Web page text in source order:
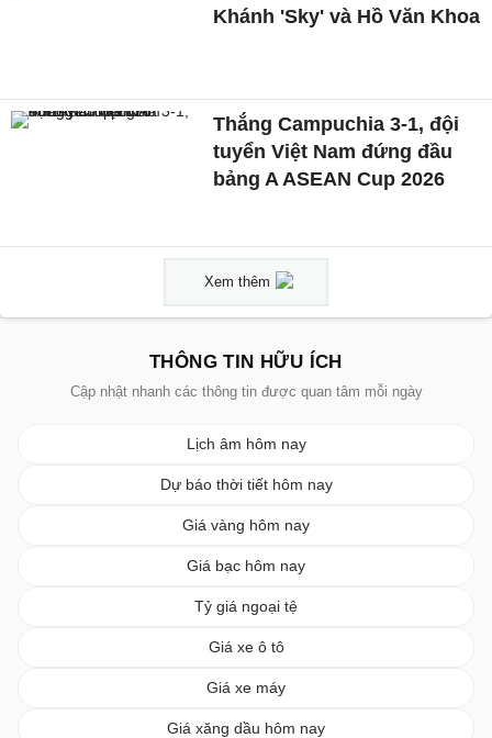
Khánh 'Sky' và Hồ Văn Khoa
Thắng Campuchia 3-1, đội
tuyển Việt Nam đứng đầu
bảng A ASEAN Cup 2026
Xem thêm
THÔNG TIN HỮU ÍCH
Cập nhật nhanh các thông tin được quan tâm mỗi ngày
Lịch âm hôm nay
Dự báo thời tiết hôm nay
Giá vàng hôm nay
Giá bạc hôm nay
Tỷ giá ngoại tệ
Giá xe ô tô
Giá xe máy
Giá xăng dầu hôm nay